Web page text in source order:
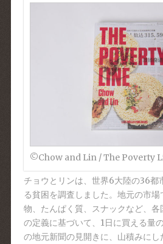
©︎Chow and Lin / The Poverty
チョウとリンは、世界6大陸の36都
る貧困を調査しました。地元の市
物、たんぱく質、スナックなど、
の定義に基づいて、1日に買える量
の地元新聞の見開きに、山積みにし